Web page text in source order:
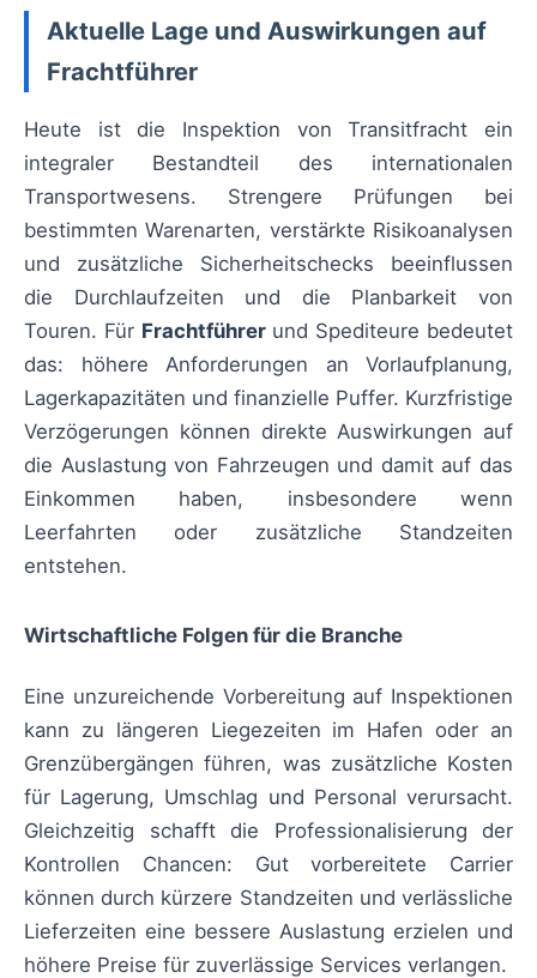
Aktuelle Lage und Auswirkungen auf
Frachtführer
Heute ist die Inspektion von Transitfracht ein
integraler Bestandteil des internationalen
Transportwesens. Strengere Prüfungen bei
bestimmten Warenarten, verstärkte Risikoanalysen
und zusätzliche Sicherheitschecks beeinflussen
die Durchlaufzeiten und die Planbarkeit von
Touren. Für Frachtführerund Spediteure bedeutet
das: höhere Anforderungen an Vorlaufplanung,
Lagerkapazitäten und finanzielle Puffer. Kurzfristige
Verzögerungen können direkte Auswirkungen auf
die Auslastung von Fahrzeugen und damit auf das
Einkommen haben, insbesondere wenn
Leerfahrten oder zusätzliche Standzeiten
entstehen.
Wirtschaftliche Folgen für die Branche
Eine unzureichende Vorbereitung auf Inspektionen
kann zu längeren Liegezeiten im Hafen oder an
Grenzübergängen führen, was zusätzliche Kosten
für Lagerung, Umschlag und Personal verursacht.
Gleichzeitig schafft die Professionalisierung der
Kontrollen Chancen: Gut vorbereitete Carrier
können durch kürzere Standzeiten und verlässliche
Lieferzeiten eine bessere Auslastung erzielen und
höhere Preise für zuverlässige Services verlangen.